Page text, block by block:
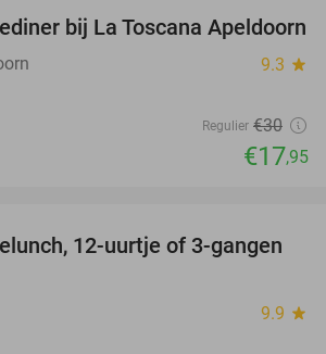
40%
bij La Toscana Apeldoorn
9.3 star
Regulier €30
€17,95
43%
12-uurtje of 3-gangen
9.9 star